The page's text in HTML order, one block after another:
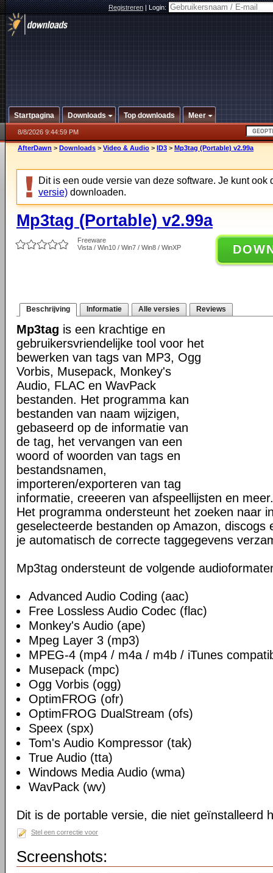
Registreren|Login:
Startpagina Downloads Top downloads Meer
8/8/2026 9:44:59 PM
AfterDawn > Downloads > Video & Audio > ID3 > Mp3tag (Portable) v2.99a
Dit is een oude versie van deze software. Je kunt ook
versie) downloaden.
Mp3tag (Portable) v2.99a
Freeware
Vista / Win10 / Win7 / Win8 / WinXP
Beschrijving Informatie Alle versies Reviews
Mp3tag is een krachtige en
gebruikersvriendelijke tool voor het
bewerken van tags van MP3, Ogg
Vorbis, Musepack, Monkey's
Audio, FLAC en WavPack
bestanden. Het programma kan
bestanden van naam wijzigen,
gebaseerd op de informatie van
de tag, het vervangen van een
woord of woorden van tags en
bestandsnamen,
importeren/exporteren van tag
informatie, creeeren van afspeellijsten en meer.
Het programma ondersteunt het zoeken naar
geselecteerde bestanden op Amazon, discogs
je automatisch de correcte taggegevens
Mp3tag ondersteunt de volgende
Advanced Audio Coding (aac)
Free Lossless Audio Codec (flac)
Monkey's Audio (ape)
Mpeg Layer 3 (mp3)
MPEG-4 (mp4 / m4a / m4b / iTunes
Musepack (mpc)
Ogg Vorbis (ogg)
OptimFROG (ofr)
OptimFROG DualStream (ofs)
Speex (spx)
Tom's Audio Kompressor (tak)
True Audio (tta)
Windows Media Audio (wma)
WavPack (wv)
Dit is de portable versie, die niet geïnstalleerd
Stel een correctie voor
Screenshots: